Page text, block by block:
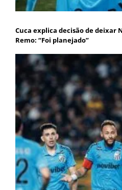
Cuca explica decisão de deixar
Remo: “Foi planejado”